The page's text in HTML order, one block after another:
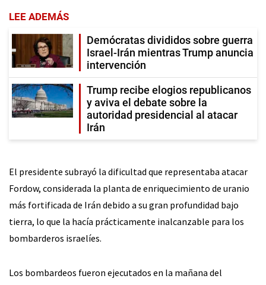
LEE ADEMÁS
Demócratas divididos sobre guerra
Israel-Irán mientras Trump anuncia
intervención
Trump recibe elogios republicanos
y aviva el debate sobre la
autoridad presidencial al atacar
Irán
El presidente subrayó la dificultad que representaba atacar
Fordow, considerada la planta de enriquecimiento de uranio
más fortificada de Irán debido a su gran profundidad bajo
tierra, lo que la hacía prácticamente inalcanzable para los
bombarderos israelíes.
Los bombardeos fueron ejecutados en la mañana del